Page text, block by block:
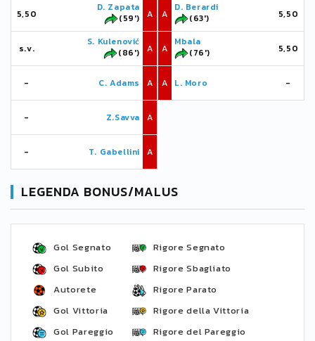
5,50
D. Zapata
(59')
A
s.v.
S. Kulenović
(86')
A
- C. Adams A
- Z.Savva A
- T. Gabellini A
A
D. Berardi
(63')
5,50
A
Mbala
(76')
5,50
A L. Moro -
LEGENDA BONUS/MALUS
Gol Segnato
Gol Subito
Autorete
Gol Vittoria
Gol Pareggio
Rigore Segnato
Rigore Sbagliato
Rigore Parato
Rigore della Vittoria
Rigore del Pareggio